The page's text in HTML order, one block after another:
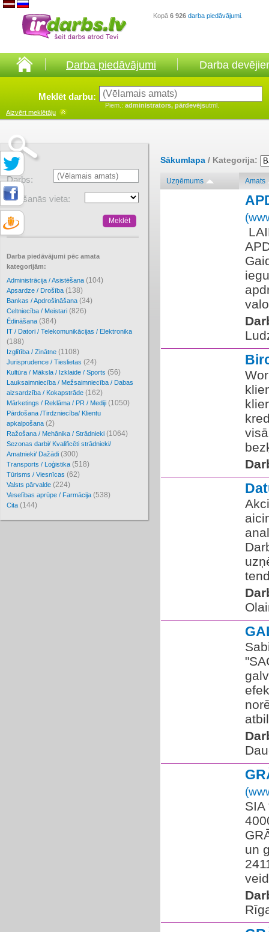
Kopā 6 926 darba piedāvājumi
Darba piedāvājumi Darba
Meklēt darbu:
Piem.: administrators, pārdevējsutml.
Aizvērt meklētāju
Darbs:
Atrašanās vieta:
Darba piedāvājumi pēc amata
kategorijām:
Administrācija / Asistēšana (104)
Apsardze / Drošība (138)
Bankas / Apdrošināšana (34)
Celtniecība / Meistari (826)
Ēdināšana (384)
IT / Datori / Telekomunikācijas / Elektronika
(188)
Izglītība / Zinātne (1108)
Jurisprudence / Tieslietas (24)
Kultūra / Māksla / Izklaide / Sports (56)
Lauksaimniecība / Mežsaimniecība / Dabas
aizsardzība / Kokapstrāde (162)
Mārketings / Reklāma / PR / Mediji (1050)
Pārdošana /Tirdzniecība/ Klientu
apkalpošana (2)
Ražošana / Mehānika / Strādnieki (1064)
Sezonas darbi/ Kvalificēti strādnieki/
Amatnieki/ Dažādi (300)
Transports / Loģistika (518)
Tūrisms / Viesnīcas (62)
Valsts pārvalde (224)
Veselības aprūpe / Farmācija (538)
Cita (144)
Sākumlapa / Kategorija:
Uzņēmums Amats
SIA
un